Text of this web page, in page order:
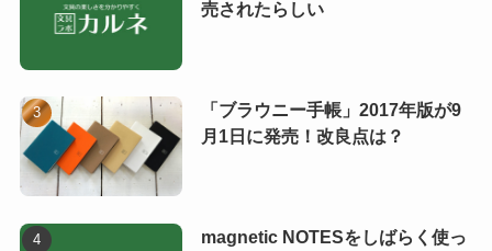
売されたらしい
「ブラウニー手帳」2017年版が9
月1日に発売！改良点は？
magnetic NOTESをしばらく使っ